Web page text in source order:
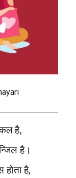
है,
है।
होता है,